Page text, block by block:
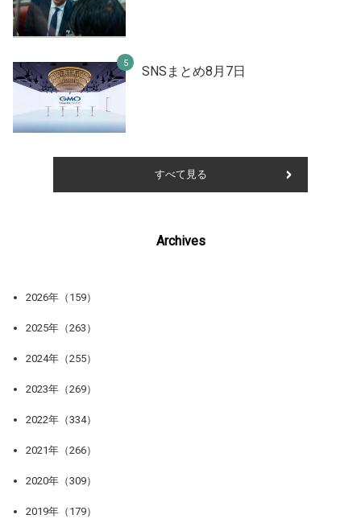
SNSまとめ8月7日
すべて見る
Archives
2026年（159）
2025年（263）
2024年（255）
2023年（269）
2022年（334）
2021年（266）
2020年（309）
2019年（179）